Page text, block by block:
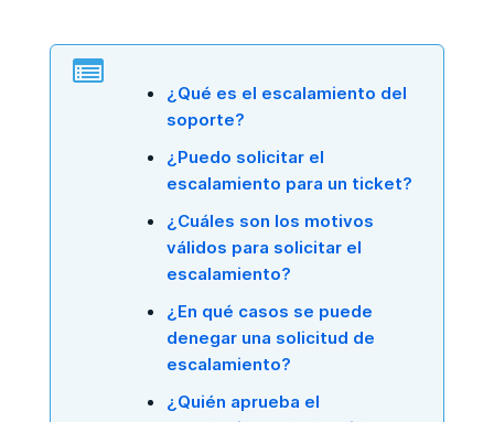
¿Qué es el escalamiento del
soporte?
¿Puedo solicitar el
escalamiento para un ticket?
¿Cuáles son los motivos
válidos para solicitar el
escalamiento?
¿En qué casos se puede
denegar una solicitud de
escalamiento?
¿Quién aprueba el